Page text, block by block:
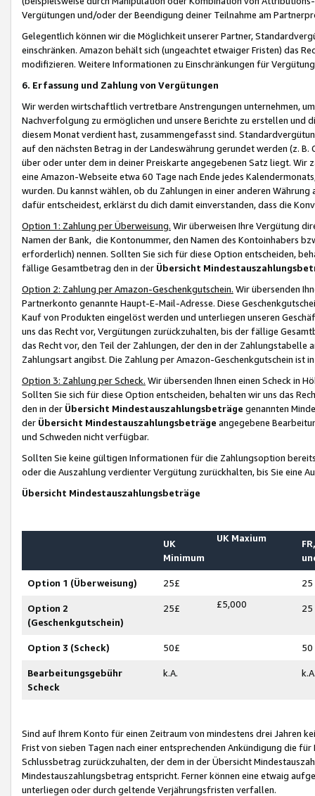
Vergütungen und/oder der Beendigung deiner Teilnahme am
Gelegentlich können wir die Möglichkeit unserer Partner,
einschränken. Amazon behält sich (ungeachtet etwaiger Fristen) das
modifizieren. Weitere Informationen zu Einschränkungen für
6. Erfassung und Zahlung von Vergütungen
Wir werden wirtschaftlich vertretbare Anstrengungen unternehmen,
Nachverfolgung zu ermöglichen und unsere Berichte zu erstellen und
diesem Monat verdient hast, zusammengefasst sind.
auf den nächsten Betrag in der Landeswährung gerundet werden (z.
über oder unter dem in deiner Preiskarte angegebenen Satz liegt.
eine Amazon-Webseite etwa 60 Tage nach Ende jedes
wurden. Du kannst wählen, ob du Zahlungen in einer anderen
dafür entscheidest, erklärst du dich damit einverstanden, dass die
Option 1: Zahlung per Überweisung. Wir überweisen Ihre Vergütung
Namen der Bank, die Kontonummer, den Namen des Kontoinhabers
erforderlich) nennen. Sollten Sie sich für diese Option entscheiden,
fällige Gesamtbetrag den in der Übersicht
Option 2: Zahlung per Amazon-Geschenkgutschein. Wir übersenden
Partnerkonto genannte Haupt-E-Mail-Adresse. Diese
Kauf von Produkten eingelöst werden und unterliegen unseren
uns das Recht vor, Vergütungen zurückzuhalten, bis der fällige
das Recht vor, den Teil der Zahlungen, der den in der
Zahlungsart angibst. Die Zahlung per Amazon-Geschenkgutschein ist
Option 3: Zahlung per Scheck. Wir übersenden Ihnen einen Scheck in
Sollten Sie sich für diese Option entscheiden, behalten wir uns das
den in der Übersicht Mindestauszahlungsbeträge genannten
der Übersicht Mindestauszahlungsbeträge angegebene
und Schweden nicht verfügbar.
Sollten Sie keine gültigen Informationen für die Zahlungsoption
oder die Auszahlung verdienter Vergütung zurückhalten, bis Sie
Übersicht Mindestauszahlungsbeträge
UK
Minimum
UK Maxium
Option 1 (Überweisung) 25£ 25
Option 2
(Geschenkgutschein)
25£ £5,000 25
Option 3 (Scheck) 50£ 50
Bearbeitungsgebühr
Scheck
k.A.
Sind auf Ihrem Konto für einen Zeitraum von mindestens drei Jahren
Frist von sieben Tagen nach einer entsprechenden Ankündigung die
Schlussbetrag zurückzuhalten, der dem in der Übersicht
Mindestauszahlungsbetrag entspricht. Ferner können eine etwaig
unterliegen oder durch geltende Verjährungsfristen verfallen.